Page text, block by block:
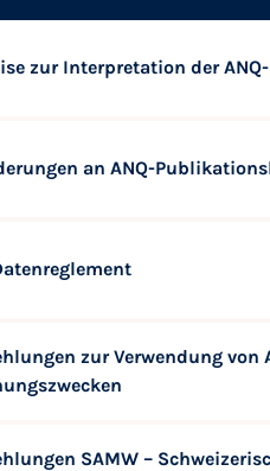
zur Interpretation der
an ANQ-
zur Verwendung von
SAMW –